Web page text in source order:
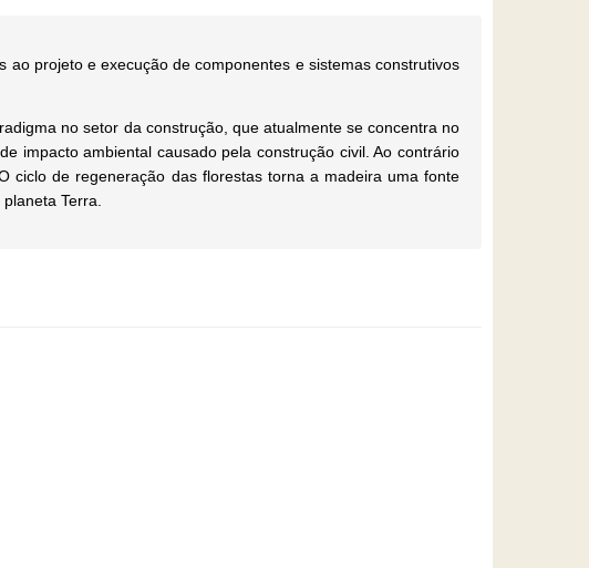
projeto e execução de componentes e sistemas construtivos
no setor da construção, que atualmente se concentra no
impacto ambiental causado pela construção civil. Ao contrário
ciclo de regeneração das florestas torna a madeira uma fonte
Terra.